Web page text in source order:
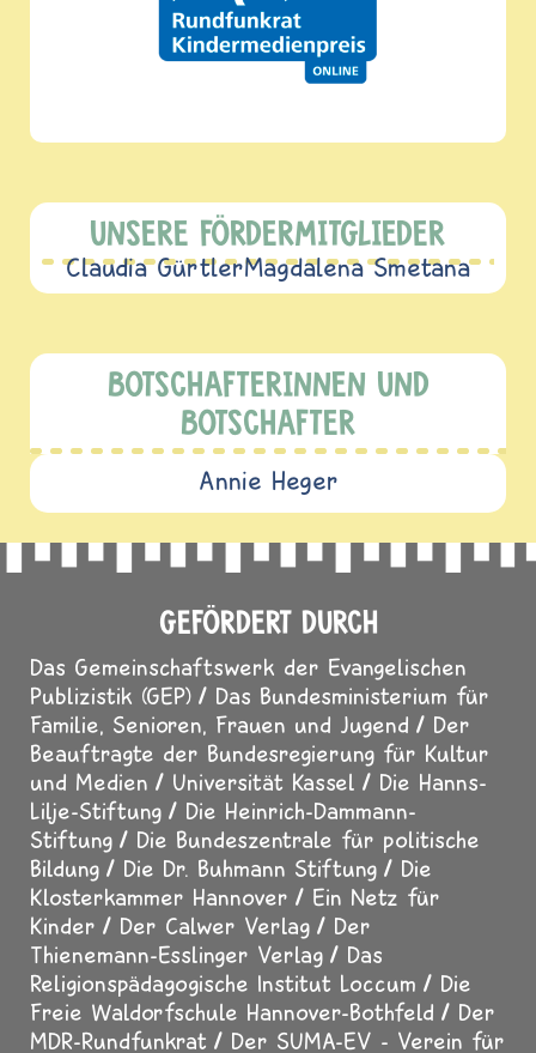
UNSERE FÖRDERMITGLIEDER
Claudia GürtlerMagdalena Smetana
BOTSCHAFTERINNEN UND
BOTSCHAFTER
Annie Heger
GEFÖRDERT DURCH
Das Gemeinschaftswerk der Evangelischen
Publizistik (GEP)
Das Bundesministerium für
Familie, Senioren, Frauen und Jugend
Der
Beauftragte der Bundesregierung für Kultur
und Medien
Universität Kassel
Die Hanns-
Lilje-Stiftung
Die Heinrich-Dammann-
Stiftung
Die Bundeszentrale für politische
Bildung
Die Dr. Buhmann Stiftung
Die
Klosterkammer Hannover
Ein Netz für
Kinder
Der Calwer Verlag
Der
Thienemann-Esslinger Verlag
Das
Religionspädagogische Institut Loccum
Die
Freie Waldorfschule Hannover-Bothfeld
Der
MDR-Rundfunkrat
Der SUMA-EV - Verein für